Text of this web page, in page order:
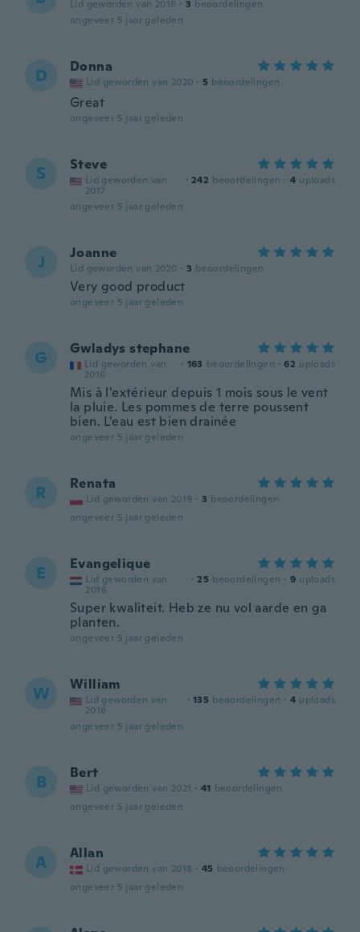
Lid geworden van 2018 · 3 beoordelingen
ongeveer 5 jaar geleden
D Donna
Lid geworden van 2020 · 5 beoordelingen
Great
ongeveer 5 jaar geleden
S Steve
Lid geworden van
2017
· 242 beoordelingen · 4 uploads
ongeveer 5 jaar geleden
J Joanne
Lid geworden van 2020 · 3 beoordelingen
Very good product
ongeveer 5 jaar geleden
G Gwladys stephane
Lid geworden van
2016
· 163 beoordelingen · 62 uploads
Mis à l'extérieur depuis 1 mois sous le vent
la pluie. Les pommes de terre poussent
bien. L'eau est bien drainée
ongeveer 5 jaar geleden
R Renata
Lid geworden van 2019 · 3 beoordelingen
ongeveer 5 jaar geleden
E Evangelique
Lid geworden van
2016
· 25 beoordelingen · 9 uploads
Super kwaliteit. Heb ze nu vol aarde en ga
planten.
ongeveer 5 jaar geleden
W William
Lid geworden van
2016
· 135 beoordelingen · 4 uploads
ongeveer 5 jaar geleden
B Bert
Lid geworden van 2021 · 41 beoordelingen
ongeveer 5 jaar geleden
A Allan
Lid geworden van 2018 · 45 beoordelingen
ongeveer 5 jaar geleden